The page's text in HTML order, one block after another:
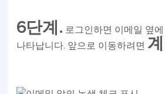
6단계. 로그인하면 이메일 옆
나타납니다. 앞으로 이동하려면